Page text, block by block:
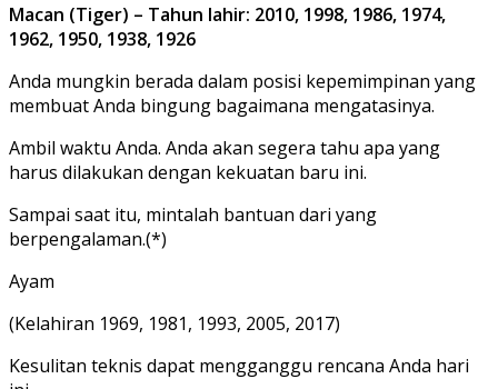
Macan (Tiger) – Tahun lahir: 2010, 1998, 1986, 1974,
1962, 1950, 1938, 1926
Anda mungkin berada dalam posisi kepemimpinan yang
membuat Anda bingung bagaimana mengatasinya.
Ambil waktu Anda. Anda akan segera tahu apa yang
harus dilakukan dengan kekuatan baru ini.
Sampai saat itu, mintalah bantuan dari yang
berpengalaman.(*)
Ayam
(Kelahiran 1969, 1981, 1993, 2005, 2017)
Kesulitan teknis dapat mengganggu rencana Anda hari